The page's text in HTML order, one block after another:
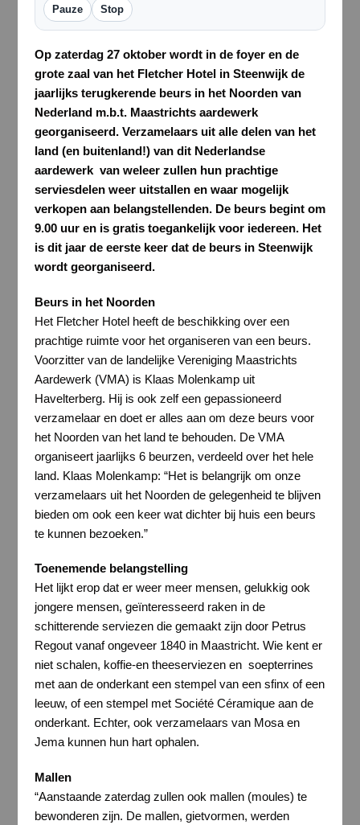
Pauze Stop
Op zaterdag 27 oktober wordt in de foyer en de
grote zaal van het Fletcher Hotel in Steenwijk de
jaarlijks terugkerende beurs in het Noorden van
Nederland m.b.t. Maastrichts aardewerk
georganiseerd. Verzamelaars uit alle delen van het
land (en buitenland!) van dit Nederlandse
aardewerk van weleer zullen hun prachtige
serviesdelen weer uitstallen en waar mogelijk
verkopen aan belangstellenden. De beurs begint om
9.00 uur en is gratis toegankelijk voor iedereen. Het
is dit jaar de eerste keer dat de beurs in Steenwijk
wordt georganiseerd.
Beurs in het Noorden
Het Fletcher Hotel heeft de beschikking over een
prachtige ruimte voor het organiseren van een beurs.
Voorzitter van de landelijke Vereniging Maastrichts
Aardewerk (VMA) is Klaas Molenkamp uit
Havelterberg. Hij is ook zelf een gepassioneerd
verzamelaar en doet er alles aan om deze beurs voor
het Noorden van het land te behouden. De VMA
organiseert jaarlijks 6 beurzen, verdeeld over het hele
land. Klaas Molenkamp: “Het is belangrijk om onze
verzamelaars uit het Noorden de gelegenheid te blijven
bieden om ook een keer wat dichter bij huis een beurs
te kunnen bezoeken.”
Toenemende belangstelling
Het lijkt erop dat er weer meer mensen, gelukkig ook
jongere mensen, geïnteresseerd raken in de
schitterende serviezen die gemaakt zijn door Petrus
Regout vanaf ongeveer 1840 in Maastricht. Wie kent er
niet schalen, koffie-en theeserviezen en soepterrines
met aan de onderkant een stempel van een sfinx of een
leeuw, of een stempel met Société Céramique aan de
onderkant. Echter, ook verzamelaars van Mosa en
Jema kunnen hun hart ophalen.
Mallen
“Aanstaande zaterdag zullen ook mallen (moules) te
bewonderen zijn. De mallen, gietvormen, werden